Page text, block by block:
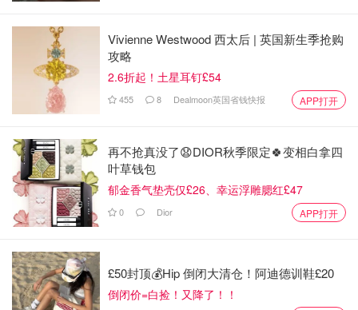
Vivienne Westwood 西太后 | 英国新生季抢购
攻略
2.6折起！土星耳钉£54
455 8 Dealmoon英国省钱快报 APP打开
再不抢真没了😧DIOR秋季限定🍀变相白拿四
叶草钱包
郁金香气垫壳仅£26、幸运浮雕腮红£47
0 Dior APP打开
£50封顶💰Hip 倒闭大清仓！阿迪德训鞋£20
倒闭价=白捡！又降了！！